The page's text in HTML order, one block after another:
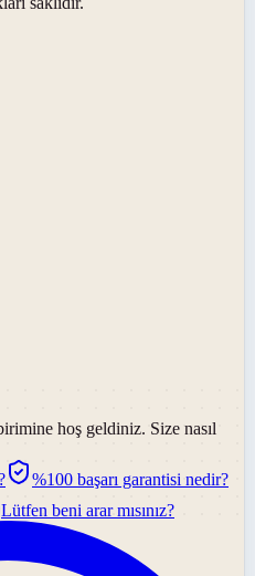
hoş geldiniz. Size nasıl
%100 başarı garantisi nedir?
Lütfen beni arar mısınız?